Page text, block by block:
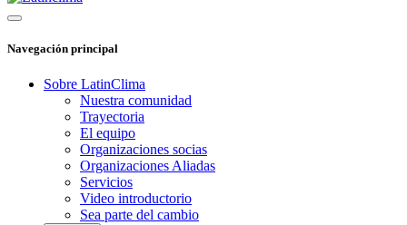
Navegación principal
Sobre LatinClima
Nuestra comunidad
Trayectoria
El equipo
Organizaciones socias
Organizaciones Aliadas
Servicios
Video introductorio
Sea parte del cambio